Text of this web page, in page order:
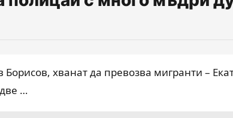
хванат да превозва мигранти –
…